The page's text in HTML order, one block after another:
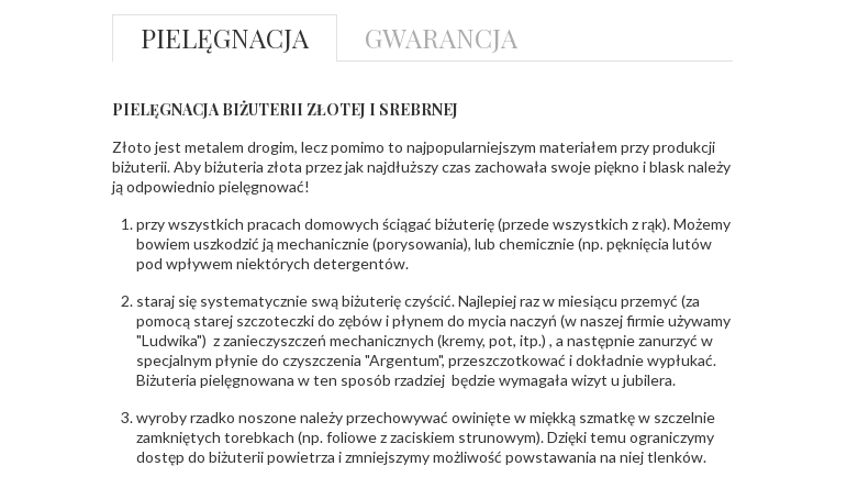
PIELĘGNACJA GWARANCJA
PIELĘGNACJA BIŻUTERII ZŁOTEJ I SREBRNEJ
Złoto jest metalem drogim, lecz pomimo to najpopularniejszym materiałem przy produkcji
biżuterii. Aby biżuteria złota przez jak najdłuższy czas zachowała swoje piękno i blask należy
ją odpowiednio pielęgnować!
przy wszystkich pracach domowych ściągać biżuterię (przede wszystkich z rąk). Możemy
bowiem uszkodzić ją mechanicznie (porysowania), lub chemicznie (np. pęknięcia lutów
pod wpływem niektórych detergentów.
staraj się systematycznie swą biżuterię czyścić. Najlepiej raz w miesiącu przemyć (za
pomocą starej szczoteczki do zębów i płynem do mycia naczyń (w naszej firmie używamy
"Ludwika") z zanieczyszczeń mechanicznych (kremy, pot, itp.) , a następnie zanurzyć w
specjalnym płynie do czyszczenia "Argentum", przeszczotkować i dokładnie wypłukać.
Biżuteria pielęgnowana w ten sposób rzadziej będzie wymagała wizyt u jubilera.
wyroby rzadko noszone należy przechowywać owinięte w miękką szmatkę w szczelnie
zamkniętych torebkach (np. foliowe z zaciskiem strunowym). Dzięki temu ograniczymy
dostęp do biżuterii powietrza i zmniejszymy możliwość powstawania na niej tlenków.